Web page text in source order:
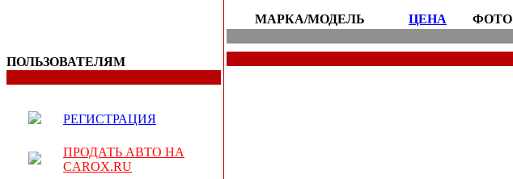
ПОЛЬЗОВАТЕЛЯМ
РЕГИСТРАЦИЯ
ПРОДАТЬ АВТО НА
CAROX.RU
МАРКА/МОДЕЛЬ ЦЕНА ФОТО